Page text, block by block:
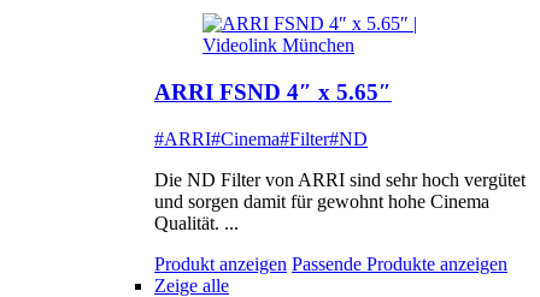
ARRI FSND 4″ x 5.65″
#ARRI#Cinema#Filter#ND
Die ND Filter von ARRI sind sehr hoch vergütet
und sorgen damit für gewohnt hohe Cinema
Qualität. ...
Produkt anzeigen Passende Produkte anzeigen
Zeige alle